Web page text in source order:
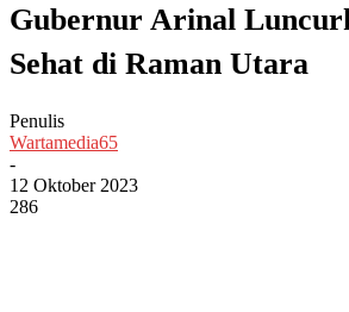
Gubernur Arinal
Sehat di Raman Utara
Penulis
Wartamedia65
-
12 Oktober 2023
286